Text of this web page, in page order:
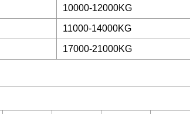
10000-12000KG
11000-14000KG
17000-21000KG